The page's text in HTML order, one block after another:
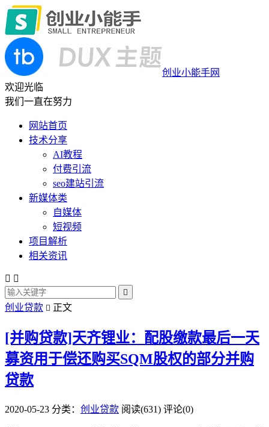
创业小能手网
欢迎光临
我们一直在努力
网站首页
技术分享
AI教程
付费引流
seo建站引流
新媒体类
自媒体
短视频
项目解析
相关资讯
 

创业贷款  正文
[并购贷款]天齐锂业：配股缴款最后一天
募资用于偿还购买SQM股权的部分并购
贷款
2020-05-23 分类： 创业贷款 阅读(631) 评论(0)